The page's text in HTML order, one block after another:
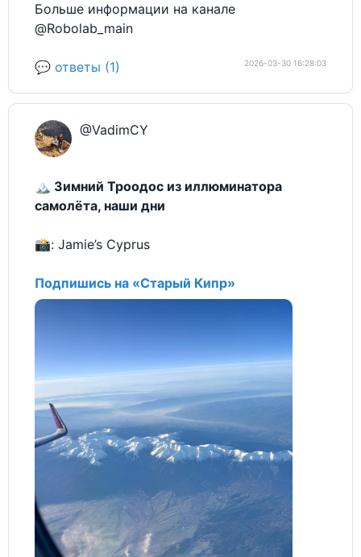
Больше информации на канале
@Robolab_main
💬 ответы (1) 2026-03-30 16:28:03
@VadimCY
🏔 Зимний Троодос из иллюминатора
самолёта, наши дни
📸: Jamie’s Cyprus
Подпишись на «Старый Кипр»